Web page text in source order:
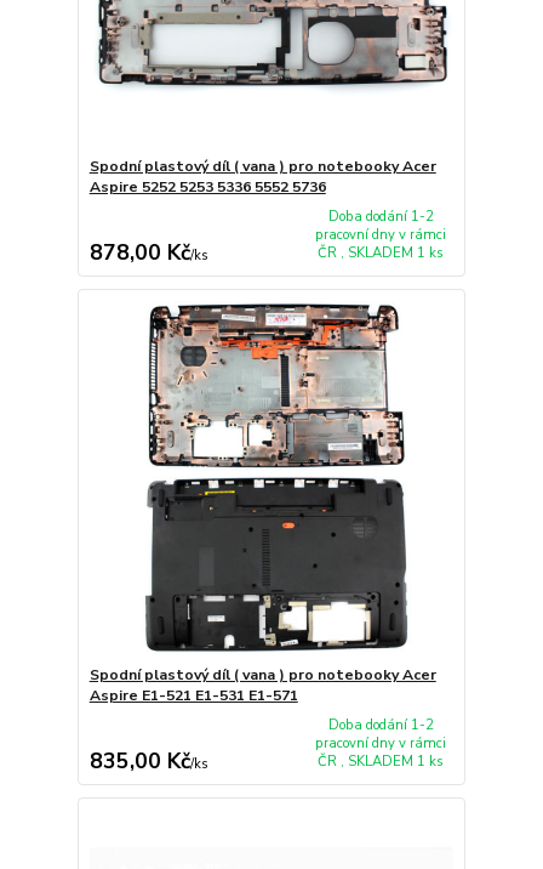
Spodní plastový díl ( vana ) pro notebooky Acer
Aspire 5252 5253 5336 5552 5736
878,00 Kč/ks
Doba dodání 1-2
pracovní dny v rámci
ČR , SKLADEM 1 ks
Spodní plastový díl ( vana ) pro notebooky Acer
Aspire E1-521 E1-531 E1-571
835,00 Kč/ks
Doba dodání 1-2
pracovní dny v rámci
ČR , SKLADEM 1 ks